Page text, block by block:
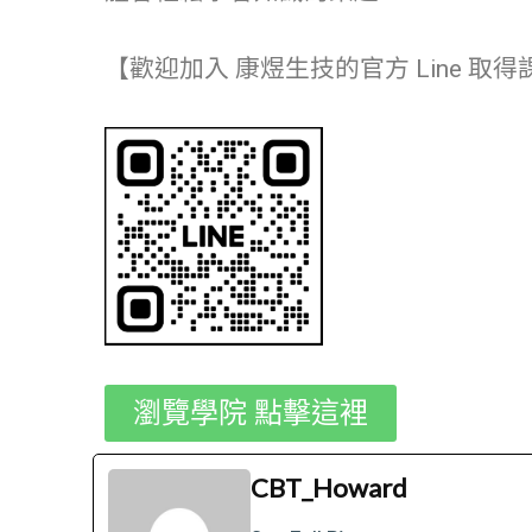
【歡迎加入 康煜生技的官方 Line 取得
瀏覽學院 點擊這裡
CBT_Howard